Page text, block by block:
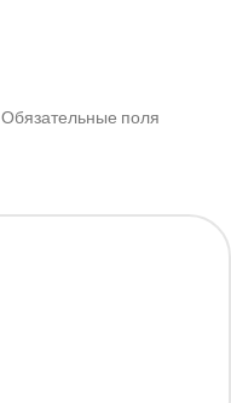
Обязательные поля